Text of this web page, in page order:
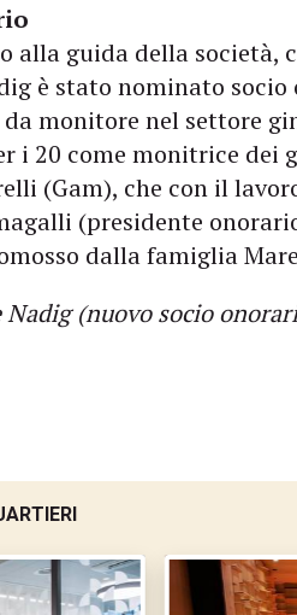
alla guida della
è stato nominato
monitore nel settore
i 20 come monitrice dei
(Gam), che con il
(presidente
dalla famiglia
(nuovo socio